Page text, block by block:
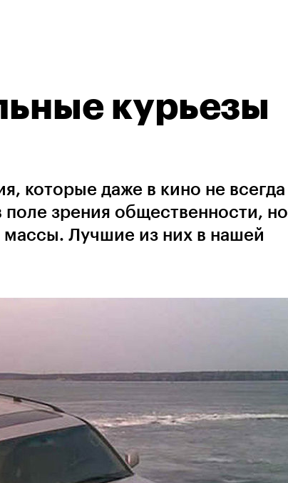
курьезы
которые даже в кино не всегда
зрения общественности, но
массы. Лучшие из них в нашей